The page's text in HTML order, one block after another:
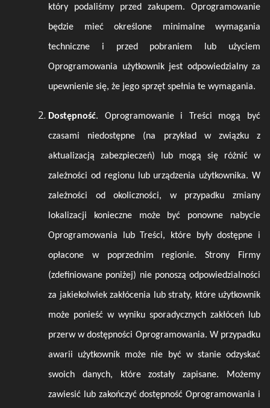
który podaliśmy przed zakupem. Oprogramowanie
będzie mieć określone minimalne wymagania
techniczne i przed pobraniem lub użyciem
Oprogramowania użytkownik jest odpowiedzialny za
upewnienie się, że jego sprzęt spełnia te wymagania.
Dostępność. Oprogramowanie i Treści mogą być
czasami niedostępne (na przykład w związku z
aktualizacją zabezpieczeń) lub mogą się różnić w
zależności od regionu lub urządzenia użytkownika. W
zależności od okoliczności, w przypadku zmiany
lokalizacji konieczne może być ponowne nabycie
Oprogramowania lub Treści, które były dostępne i
opłacone w poprzednim regionie. Strony Firmy
(zdefiniowane poniżej) nie ponoszą odpowiedzialności
za jakiekolwiek zakłócenia lub straty, które użytkownik
może ponieść w wyniku sporadycznych zakłóceń lub
przerw w dostępności Oprogramowania. W przypadku
awarii użytkownik może nie być w stanie odzyskać
swoich danych, które zostały zapisane. Możemy
zawiesić lub zakończyć dostępność Oprogramowania i